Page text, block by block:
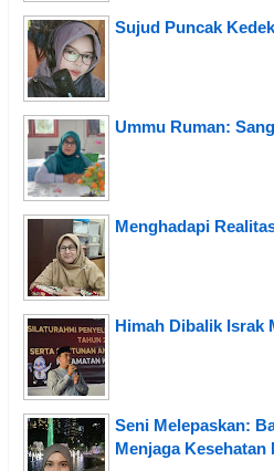
Sujud Puncak
Ummu Ruman:
Menghadapi
Himah Dibalik Israk
Seni Melepaskan:
Menjaga Kesehatan